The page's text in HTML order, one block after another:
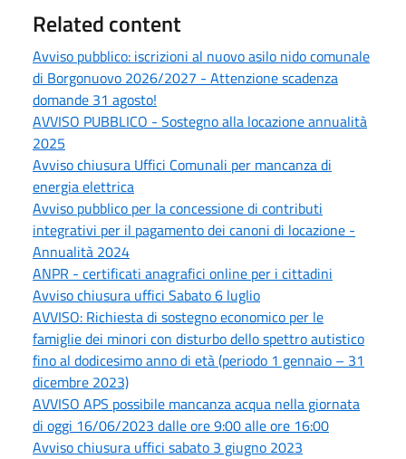
Related content
Avviso pubblico: iscrizioni al nuovo asilo nido comunale
di Borgonuovo 2026/2027 - Attenzione scadenza
domande 31 agosto!
AVVISO PUBBLICO - Sostegno alla locazione annualità
2025
Avviso chiusura Uffici Comunali per mancanza di
energia elettrica
Avviso pubblico per la concessione di contributi
integrativi per il pagamento dei canoni di locazione -
Annualità 2024
ANPR - certificati anagrafici online per i cittadini
Avviso chiusura uffici Sabato 6 luglio
AVVISO: Richiesta di sostegno economico per le
famiglie dei minori con disturbo dello spettro autistico
fino al dodicesimo anno di età (periodo 1 gennaio – 31
dicembre 2023)
AVVISO APS possibile mancanza acqua nella giornata
di oggi 16/06/2023 dalle ore 9:00 alle ore 16:00
Avviso chiusura uffici sabato 3 giugno 2023